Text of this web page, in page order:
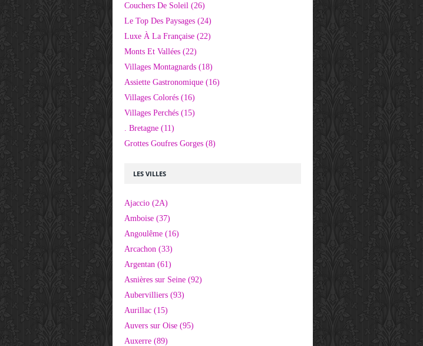
LES VILLES
Ajaccio (2A)
Amboise (37)
Angoulême (16)
Arcachon (33)
Argentan (61)
Asnières sur Seine (92)
Aubervilliers (93)
Aurillac (15)
Auvers sur Oise (95)
Auxerre (89)
Couchers De Soleil (26)
Le Top Des Paysages (24)
Luxe À La Française (22)
Monts Et Vallées (22)
Villages Montagnards (18)
Assiette Gastronomique (16)
Villages Colorés (16)
Villages Perchés (15)
. Bretagne (11)
Grottes Goufres Gorges (8)